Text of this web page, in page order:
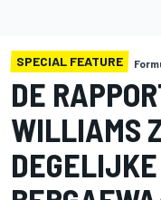
SPECIAL FEATURE
DE
WILLIAMS